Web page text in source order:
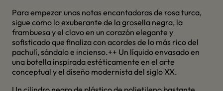
Para empezar unas notas encantadoras de rosa turca,
sigue como lo exuberante de la grosella negra, la
frambuesa y el clavo en un corazón elegante y
sofisticado que finaliza con acordes de lo más rico del
pachulí, sándalo e incienso.++ Un líquido envasado en
una botella inspirada estéticamente en el arte
conceptual y el diseño modernista del siglo XX.